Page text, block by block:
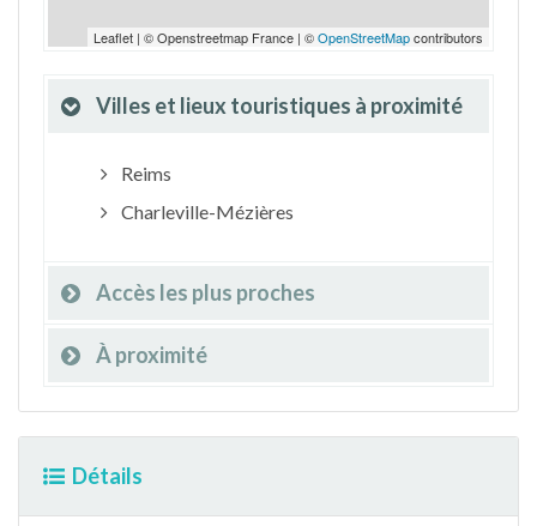
Leaflet | © Openstreetmap France | ©OpenStreetMapcontributors
Villes et lieux touristiques à proximité
Reims
Charleville-Mézières
Accès les plus proches
À proximité
Détails